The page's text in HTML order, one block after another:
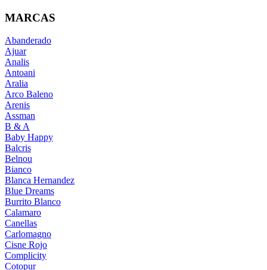
MARCAS
Abanderado
Ajuar
Analis
Antoani
Aralia
Arco Baleno
Arenis
Assman
B & A
Baby Happy
Balcris
Belnou
Bianco
Blanca Hernandez
Blue Dreams
Burrito Blanco
Calamaro
Canellas
Carlomagno
Cisne Rojo
Complicity
Cotopur